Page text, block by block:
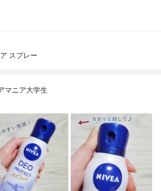
スプレー
マニア大学生